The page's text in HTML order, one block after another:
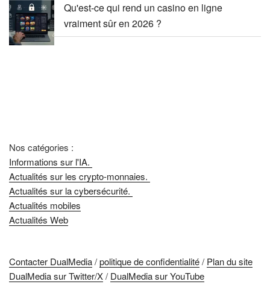
Qu'est-ce qui rend un casino en ligne
vraiment sûr en 2026 ?
Nos catégories :
Informations sur l'IA.
Actualités sur les crypto-monnaies.
Actualités sur la cybersécurité.
Actualités mobiles
Actualités Web
Contacter DualMedia/politique de confidentialité/ Plan du site
DualMedia sur Twitter/X/ DualMedia sur YouTube